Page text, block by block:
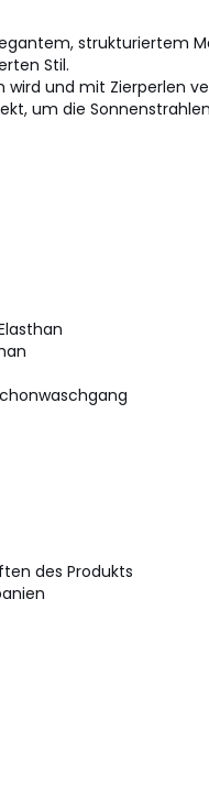
strukturiertem
Stil.
wird und mit Zierperlen
um die
des Produkts
an die Umwelt ab.